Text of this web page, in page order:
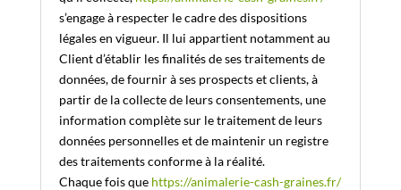
s’engage à respecter le cadre des dispositions
légales en vigueur. Il lui appartient notamment au
Client d’établir les finalités de ses traitements de
données, de fournir à ses prospects et clients, à
partir de la collecte de leurs consentements, une
information complète sur le traitement de leurs
données personnelles et de maintenir un registre
des traitements conforme à la réalité.
Chaque fois que https://animalerie-cash-graines.fr/